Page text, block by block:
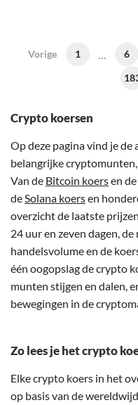
Vorige 1 6
Crypto koersen
Op deze pagina vind je
belangrijke
Van de Bitcoin koersen de
deSolana koersen
overzicht de laatste
24 uur en zeven dagen,
handelsvolume en de
één oogopslag de crypto
munten stijgen en dalen,
bewegingen in de
Zo lees je het crypto
Elke crypto koers in het
op basis van de